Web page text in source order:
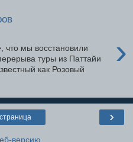
›
что мы восстановили
туры из Паттайи
как Розовый
›
версию